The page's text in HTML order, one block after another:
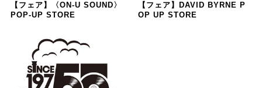
【フェア】〈ON-U SOUND〉
POP-UP STORE
【フェア】DAVID BYRNE P
OP UP STORE